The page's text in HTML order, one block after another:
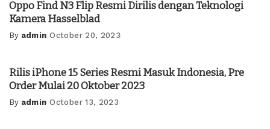
Oppo Find N3 Flip Resmi Dirilis dengan Teknologi
Kamera Hasselblad
Posted
By admin October 20, 2023
Rilis iPhone 15 Series Resmi Masuk Indonesia, Pre
Order Mulai 20 Oktober 2023
Posted
By admin October 13, 2023